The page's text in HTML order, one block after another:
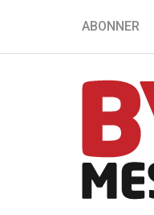
ABONNER